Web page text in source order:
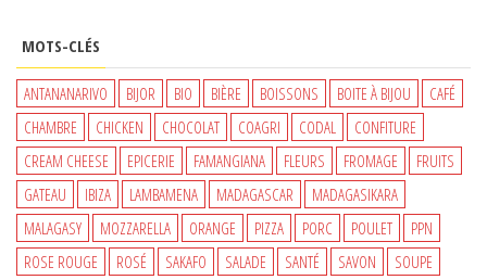
ÉTAIT :
650 €.
EST :
550 €.
MOTS-CLÉS
ANTANANARIVO BIJOR BIO BIÈRE BOISSONS BOITE À BIJOU
CAFÉ
CHAMBRE
CHICKEN CHOCOLAT COAGRI CODAL
CONFITURE
CREAM CHEESE
EPICERIE FAMANGIANA FLEURS FROMAGE
FRUITS
GATEAU
IBIZA LAMBAMENA MADAGASCAR
MADAGASIKARA
MALAGASY
MOZZARELLA ORANGE PIZZA PORC POULET
PPN
ROSE ROUGE
ROSÉ SAKAFO SALADE SANTÉ SAVON
SOUPE